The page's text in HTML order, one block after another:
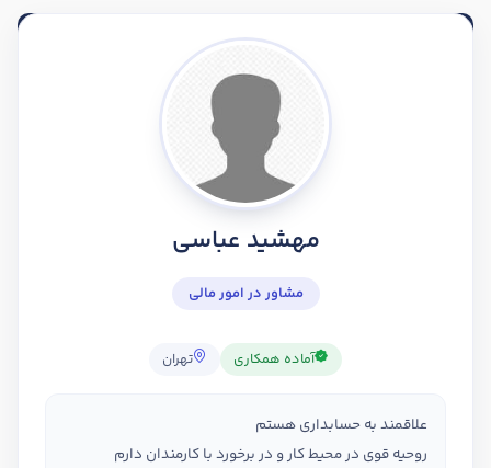
مهشید عباسی
مشاور در امور مالی
آماده همکاری تهران
علاقمند به حسابداری هستم
روحیه قوی در محیط کار و در برخورد با کارمندان دارم